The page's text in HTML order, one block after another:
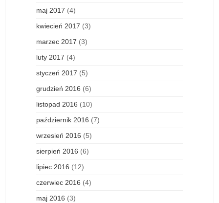
maj 2017 (4)
kwiecień 2017 (3)
marzec 2017 (3)
luty 2017 (4)
styczeń 2017 (5)
grudzień 2016 (6)
listopad 2016 (10)
październik 2016 (7)
wrzesień 2016 (5)
sierpień 2016 (6)
lipiec 2016 (12)
czerwiec 2016 (4)
maj 2016 (3)